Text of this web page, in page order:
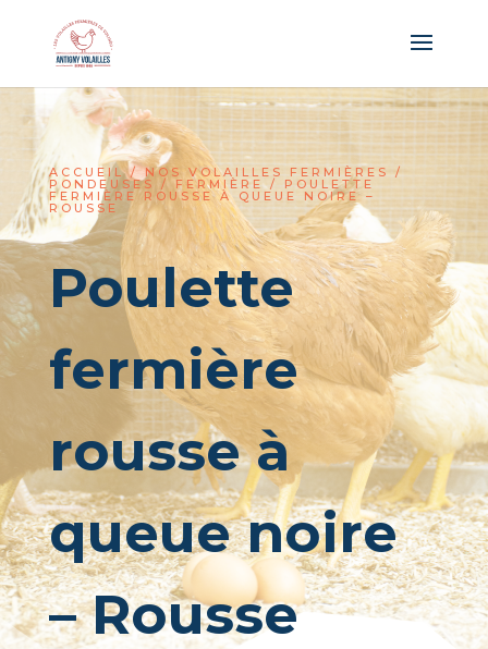
ACCUEIL/NOS VOLAILLES FERMIÈRES /
PONDEUSES /FERMIÈRE/ POULETTE
FERMIÈRE ROUSSE À QUEUE NOIRE –
ROUSSE
Poulette
fermière
rousse à
queue noire
– Rousse